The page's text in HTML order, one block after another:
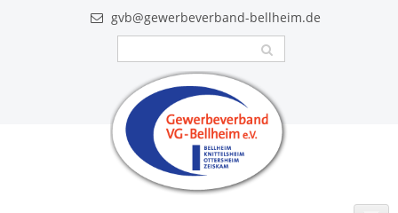
gvb@gewerbeverband-bellheim.de